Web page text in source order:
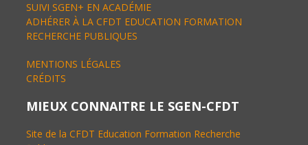
SUIVI SGEN+ EN ACADÉMIE
ADHÉRER À LA CFDT EDUCATION FORMATION
RECHERCHE PUBLIQUES
MENTIONS LÉGALES
CRÉDITS
MIEUX CONNAITRE LE SGEN-CFDT
Site de la CFDT Education Formation Recherche